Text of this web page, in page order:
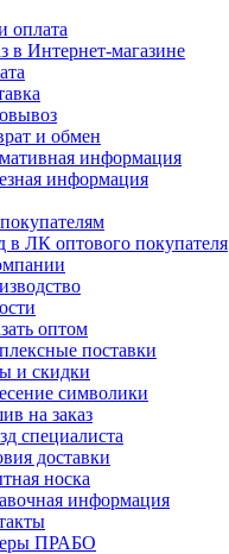
оплата
в Интернет-магазине
и обмен
информация
информация
в ЛК оптового покупателя
оптом
поставки
и скидки
символики
на заказ
специалиста
доставки
носка
информация
ПРАБО